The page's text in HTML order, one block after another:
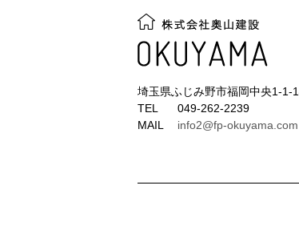
埼玉県ふじみ野市福岡中央1-1-
TEL
049-262-2239
MAIL
info2@fp-okuyama.com